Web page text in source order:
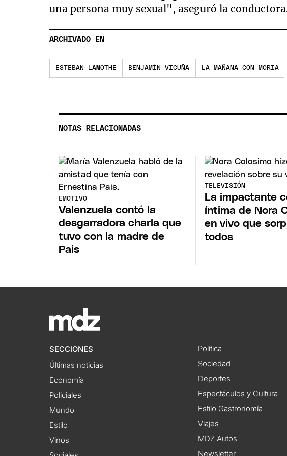
una persona muy sexual", aseguró la
ARCHIVADO EN
ESTEBAN LAMOTHE BENJAMÍN VICUÑA LA MAÑANA CON MORIA
NOTAS RELACIONADAS
EMOTIVO
Valenzuela contó la
desgarradora charla que
tuvo con la madre de
Pais
TELEVISIÓN
La impactante
íntima de Nora
en vivo que
todos
SECCIONES
Últimas noticias
Economía
Policiales
Mundo
Estilo
Vinos
Política
Sociedad
Deportes
Espectáculos y Cultura
Estilo Gastronomía
Viajes
MDZ Autos
Newsletter